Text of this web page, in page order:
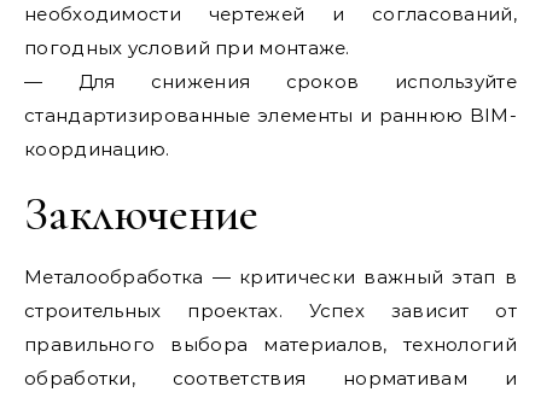
необходимости чертежей и согласований,
погодных условий при монтаже.
— Для снижения сроков используйте
стандартизированные элементы и раннюю BIM-
координацию.
Заключение
Металообработка — критически важный этап в
строительных проектах. Успех зависит от
правильного выбора материалов, технологий
обработки, соответствия нормативам и